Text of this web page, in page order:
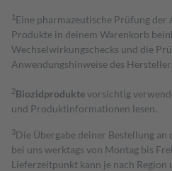
1 Eine pharmazeutische Prüfung
Produkte in deinem Warenkorb
Wechselwirkungschecks und die
Anwendungshinweise des
2Biozidproduktevorsichtig
und Produktinformationen lesen.
3Die Übergabe deiner Bestellung
bei uns werktags von Montag bis
Lieferzeitpunkt kann je nach Region